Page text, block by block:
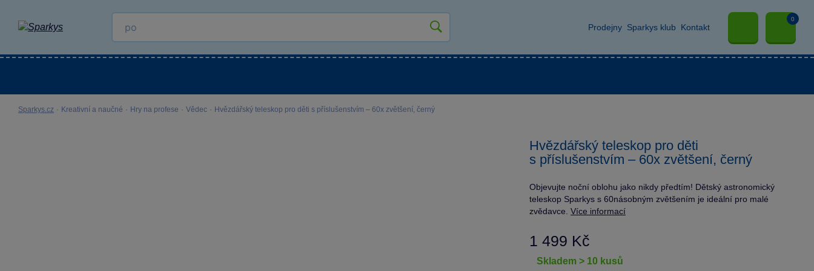
Prodejny Sparkys klub Kontakt
0
Sparkys.cz · Kreativní a naučné · Hry na profese · Vědec · Hvězdářský teleskop pro děti s příslušenstvím – 60x zvětšení, černý
Hvězdářský teleskop pro děti
s příslušenstvím – 60x zvětšení, černý
Objevujte noční oblohu jako nikdy předtím! Dětský astronomický
teleskop Sparkys s 60násobným zvětšením je ideální pro malé
zvědavce. Více informací
1 499 Kč
skladem > 10 kusů